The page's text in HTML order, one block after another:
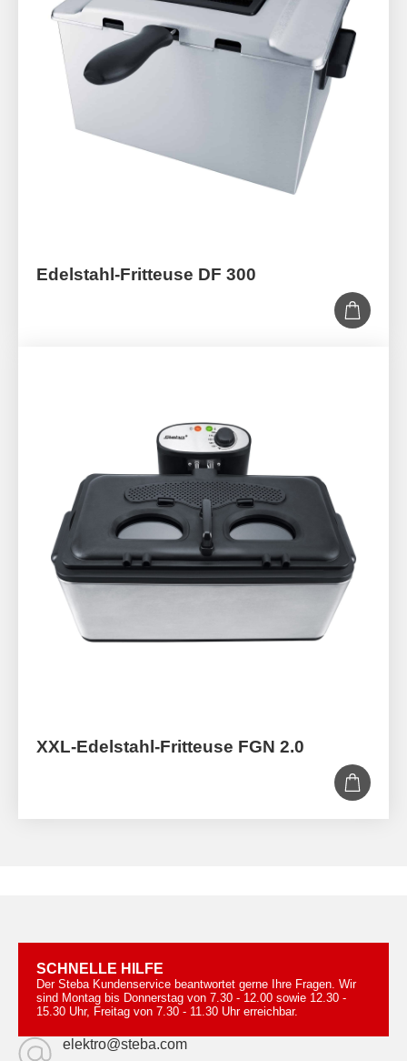
Edelstahl-Fritteuse DF 300
XXL-Edelstahl-Fritteuse FGN 2.0
SCHNELLE HILFE
Der Steba Kundenservice beantwortet gerne Ihre Fragen. Wir
sind Montag bis Donnerstag von 7.30 - 12.00 sowie 12.30 -
15.30 Uhr, Freitag von 7.30 - 11.30 Uhr erreichbar.
elektro@steba.com